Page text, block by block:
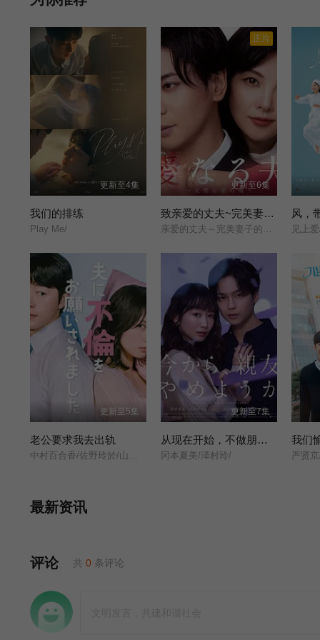
更新至4集
我们的排练
Play Me/
正片
更新至6集
致亲爱的丈夫~完美妻子的谎言~
亲爱的丈夫～完美妻子的谎言～/親愛なる夫へ～完璧な妻の嘘～/
风，
更新至5集
老公要求我去出轨
更新至7集
从现在开始，不做朋友了吧。
冈本夏美/泽村玲/
我们
最新资讯
评论 共 0 条评论